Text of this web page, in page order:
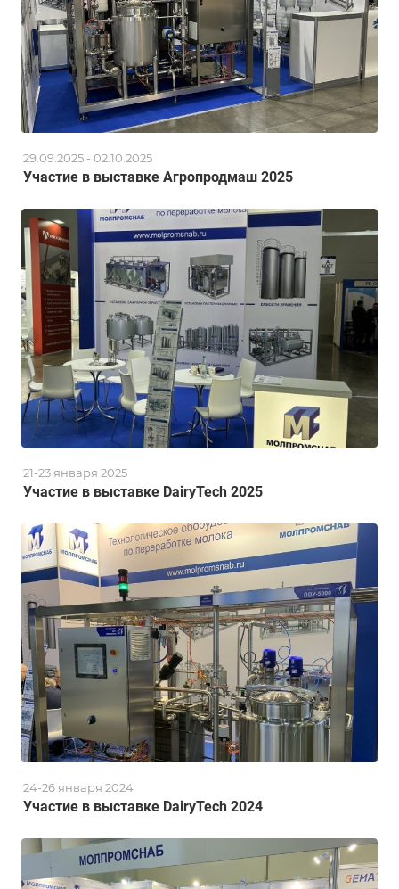
Участие в выставке Агропродмаш 2025
29.09.2025 - 02.10.2025
Участие в выставке DairyTech 2025
21-23 января 2025
Участие в выставке DairyTech 2024
24-26 января 2024